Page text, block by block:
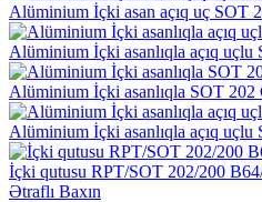
Alüminium İçki asan açıq uç SOT
Alüminium İçki asanlıqla açıq
Alüminium İçki asanlıqla SOT 202
Alüminium İçki asanlıqla açıq
İçki qutusu RPT/SOT 202/200
Ətraflı Baxın